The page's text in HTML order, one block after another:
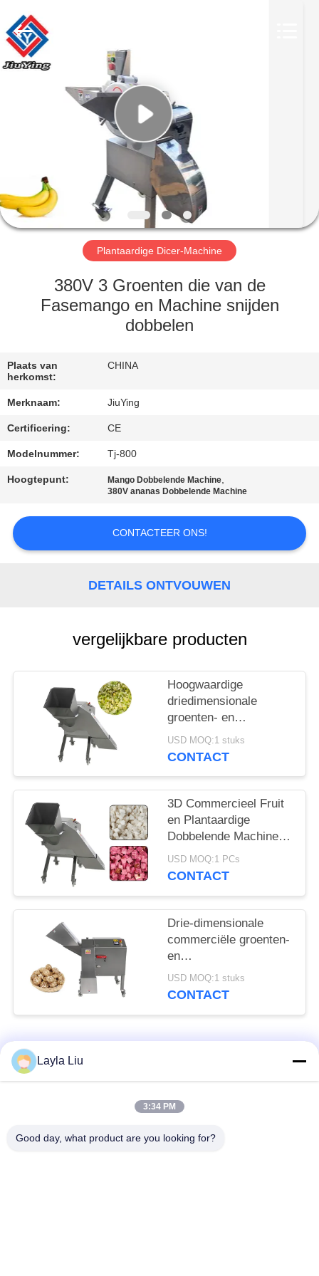
HUIS
PRODUCTEN
SHOW
OVER
FABRIEKSTOCHT
MET
ONS
OP
NIEUWS
OFFERTE
SITEMAP
PRIVACYBELEID
Machinery
Co.,Ltd.
All
Rights
Reserved.
Plantaardige Dicer-Machine
380V 3 Groenten die van de
Fasemango en Machine snijden
dobbelen
Plaats van
herkomst:
CHINA
Merknaam: JiuYing
Certificering: CE
Modelnummer: Tj-800
Hoogtepunt: Mango Dobbelende Machine,
380V ananas Dobbelende Machine
CONTACTEER ONS!
DETAILS ONTVOUWEN
vergelijkbare producten
Hoogwaardige
driedimensionale
groenten- en
koolkissmachine 1000
kg/uur
USD MOQ:1 stuks
CONTACT
3D Commercieel Fruit
en Plantaardige
Dobbelende Machine
3000KG/H
USD MOQ:1 PCs
CONTACT
Drie-dimensionale
commerciële groenten-
en
paddenstoelsplijtmachine
1000 kg/u met grote
USD MOQ:1 stuks
CONTACT
populaire categorieën
Fruitverwerkingsmateriaal
Layla Liu
3:34 PM
Good day, what product are you looking for?